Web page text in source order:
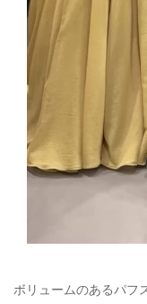
ボリュームのあるパフ